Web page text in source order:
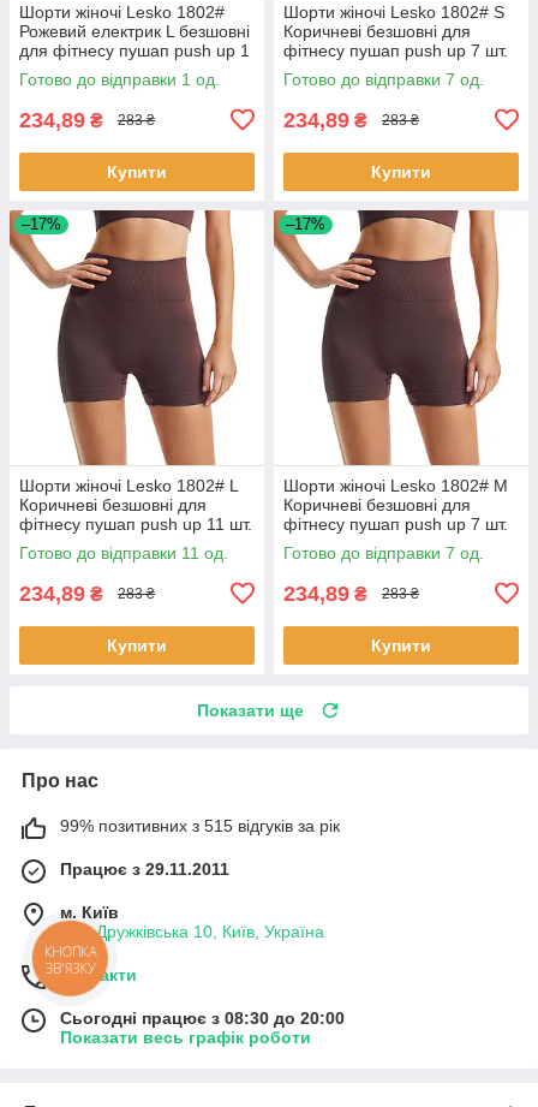
Шорти жіночі Lesko 1802#
Рожевий електрик L безшовні
для фітнесу пушап push up 1
шт.
Готово до відправки 1 од.
234,89 ₴ 283 ₴
Купити
Шорти жіночі Lesko 1802# S
Коричневі безшовні для
фітнесу пушап push up 7 шт.
Готово до відправки 7 од.
234,89 ₴ 283 ₴
Купити
–17%
Шорти жіночі Lesko 1802# L
Коричневі безшовні для
фітнесу пушап push up 11 шт.
Готово до відправки 11 од.
234,89 ₴ 283 ₴
Купити
–17%
Шорти жіночі Lesko 1802# M
Коричневі безшовні для
фітнесу пушап push up 7 шт.
Готово до відправки 7 од.
234,89 ₴ 283 ₴
Купити
Показати ще
Про нас
99% позитивних з 515 відгуків за рік
Працює з 29.11.2011
м. Київ
вул. Дружківська 10, Київ, Україна
Контакти
Сьогодні працює з 08:30 до 20:00
Показати весь графік роботи
КНОПКА
ЗВ'ЯЗКУ